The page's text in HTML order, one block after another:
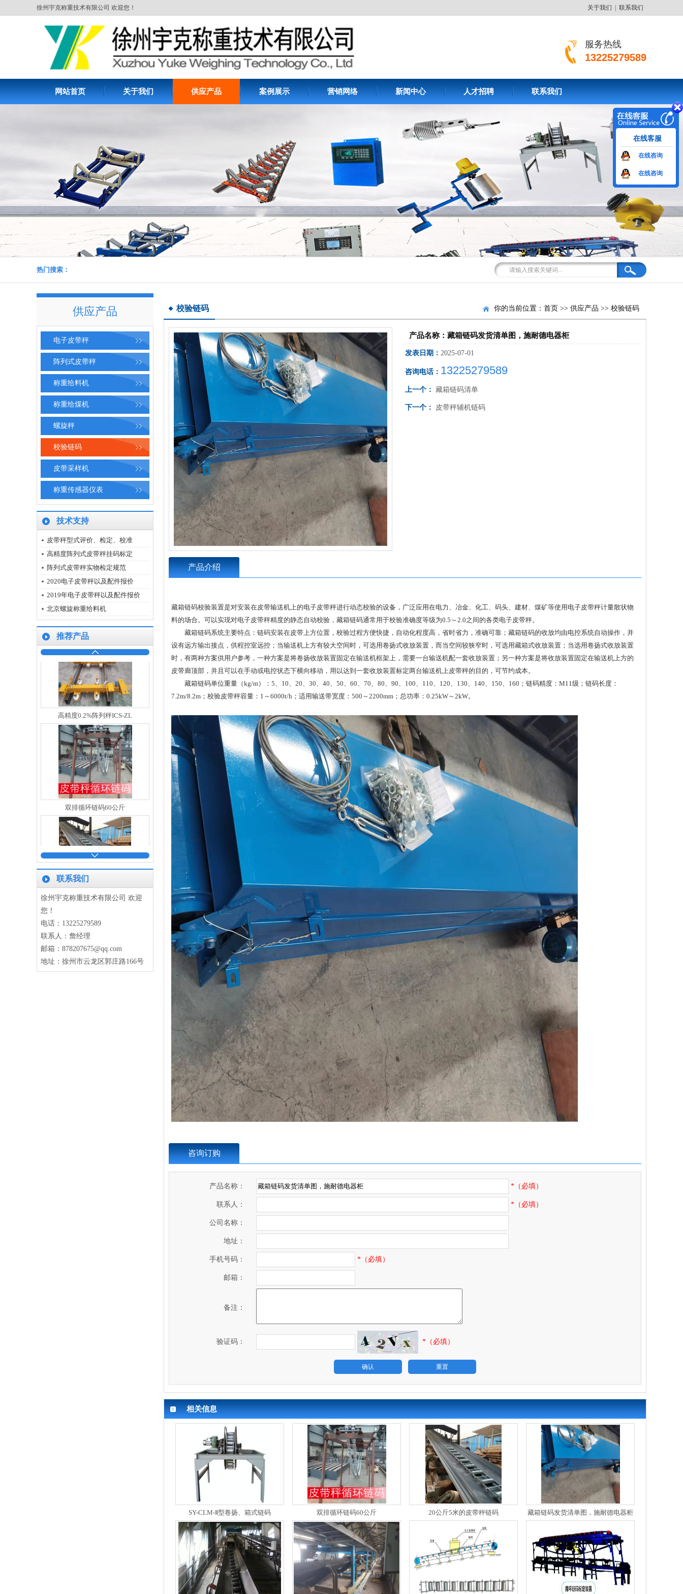
徐州宇克称重技术有限公司 欢迎您！ 关于我们 联系我们
服务热线
13225279589
网站首页 关于我们 供应产品 案例展示 营销网络 新闻中心 人才招聘 联系我们
热门搜索：
供应产品
电子皮带秤
阵列式皮带秤
称重给料机
称重给煤机
螺旋秤
校验链码
皮带采样机
称重传感器仪表
技术支持
皮带秤型式评价、检定、校准
高精度阵列式皮带秤挂码标定
阵列式皮带秤实物检定规范
2020电子皮带秤以及配件报价
2019年电子皮带秤以及配件报价
北京螺旋称重给料机
推荐产品
ICS-ZL-1600阵列秤
ICS-17B型电子皮带秤
iCS-14型电子皮带秤
SY-CLM-Ⅱ型卷扬、箱式链码
高精度0.2%阵列秤ICS-ZL
双排循环链码60公斤
20公斤5米的皮带秤链码
联系我们
徐州宇克称重技术有限公司 欢迎
您！
电话：13225279589
联系人：詹经理
邮箱：878207675@qq.com
地址：徐州市云龙区郭庄路166号
校验链码 你的当前位置： 首页 >> 供应产品 >> 校验链码
产品名称：藏箱链码发货清单图，施耐德电器柜
发表日期： 2025-07-01
咨询电话： 13225279589
上一个： 藏箱链码清单
下一个： 皮带秤辅机链码
产品介绍
藏箱链码校验装置是对安装在皮带输送机上的电子皮带秤进行动态校验的设备，广泛应用在电力、冶金、化工、码头、建材、煤矿等使用电子皮带秤计量散状物
料的场合。可以实现对电子皮带秤精度的静态自动校验，藏箱链码通常用于校验准确度等级为0.5～2.0之间的各类电子皮带秤。
藏箱链码系统主要特点：链码安装在皮带上方位置，校验过程方便快捷，自动化程度高，省时省力，准确可靠；藏箱链码的收放均由电控系统自动操作，并
设有远方输出接点，供程控室远控；当输送机上方有较大空间时，可选用卷扬式收放装置，而当空间较狭窄时，可选用藏箱式收放装置；当选用卷扬式收放装置
时，有两种方案供用户参考，一种方案是将卷扬收放装置固定在输送机框架上，需要一台输送机配一套收放装置；另一种方案是将收放装置固定在输送机上方的
皮带廊顶部，并且可以在手动或电控状态下横向移动，用以达到一套收放装置标定两台输送机上皮带秤的目的，可节约成本。
藏箱链码单位重量（kg/m）：5、10、20、30、40、50、60、70、80、90、100、110、120、130、140、150、160；链码精度：M11级；链码长度：
7.2m/8.2m；校验皮带秤容量：1～6000t/h；适用输送带宽度：500～2200mm；总功率：0.25kW～2kW。
咨询订购
产品名称： *（必填）
联系人： *（必填）
公司名称：
地址：
手机号码： *（必填）
邮箱：
备注：
验证码： *（必填）
相关信息
SY-CLM-Ⅱ型卷扬、箱式链码 双排循环链码60公斤 20公斤5米的皮带秤链码 藏箱链码发货清单图，施耐德电器柜
在线客服
在线咨询
在线咨询